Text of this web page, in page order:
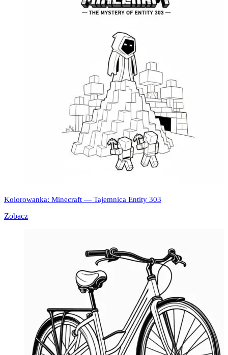
Kolorowanka: Minecraft — Tajemnica Entity 303
Zobacz